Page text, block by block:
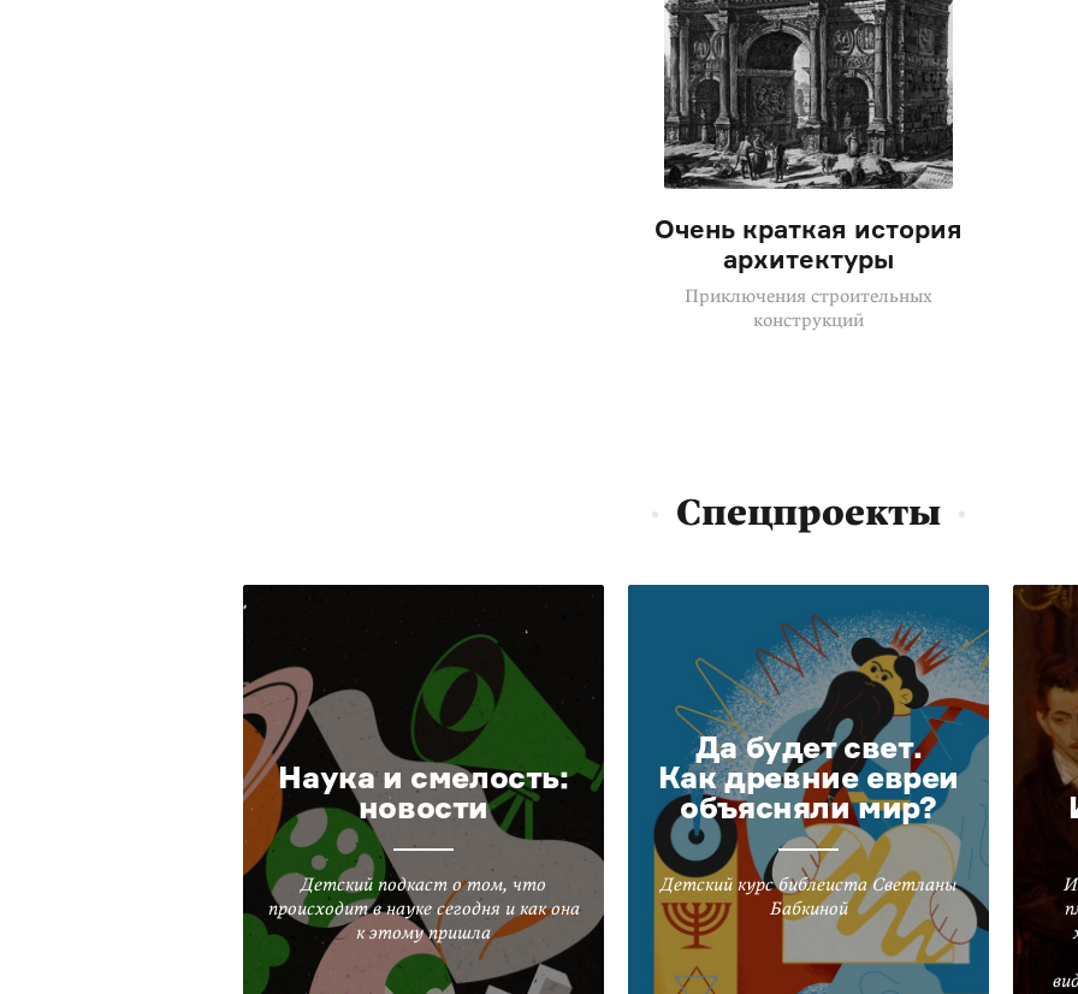
Очень краткая история
архитектуры
Приключения строительных
конструкций
Спецпроекты
Наука и смелость:
новости
Детский подкаст о том, что
происходит в науке сегодня и как она
к этому пришла
Да будет свет.
Как древние евреи
объясняли мир?
Детский курс библеиста Светланы
Бабкиной